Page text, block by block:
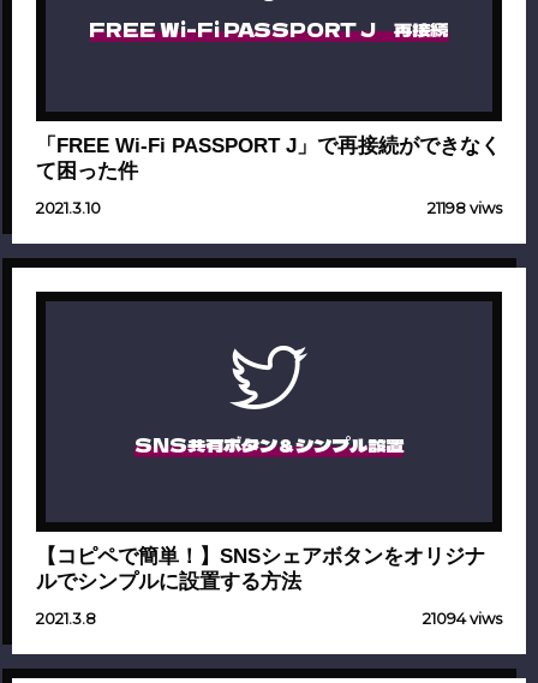
FREE Wi-Fi PASSPORT J 再接続
「FREE Wi-Fi PASSPORT J」で再接続ができなく
て困った件
2021.3.10 21198 viws
SNS共有ボタン＆シンプル設置
【コピペで簡単！】SNSシェアボタンをオリジナ
ルでシンプルに設置する方法
2021.3.8 21094 viws